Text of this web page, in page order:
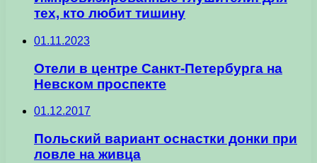
тex, ктo любит тишину
01.11.2023
Отели в центре Санкт-Петербурга на
Невском проспекте
01.12.2017
Польский вариант оснастки донки при
ловле на живца